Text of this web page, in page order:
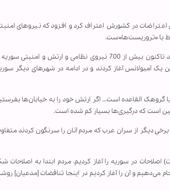
در کشورش اعتراف کرد و افزود که نیروهای
با «تروریست‌ها»ست.
گروهک‌های مسلح در سوریه که بنا بر گفته بثینه شعبان مشاور سیاسی بشار اسد تاکنون بیش از 700 نیروی نظامی و ارتش و امنیتی
آمبولانس آغاز کردند و در ادامه در شهرهای دیگر
گروهک القاعده است... اگر ارتش خود را به خیابان‌ها
است که درگیری‌ها بسیار کم شده است.
دیگر از سران عرب که مردم آنان را سرنگون کردند
در سوریه را آغاز کردیم. مردم ابتدا به اصلاحات
می‌دهیم و آن را آغاز کردیم در اینجا تناقضات [مدعیان]